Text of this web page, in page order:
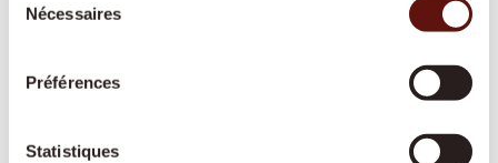
Nécessaires
Préférences
Statistiques
Aide spécialisée démence
apporte structure, sécurité et repères au